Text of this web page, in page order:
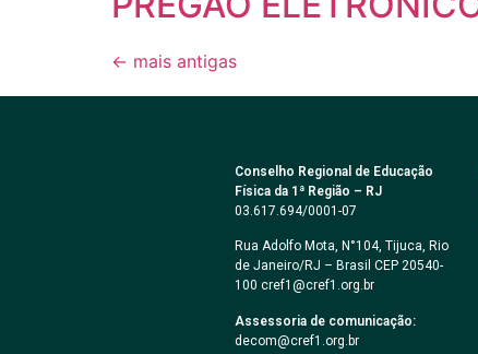
← mais antigas
Conselho Regional de Educação
Física da 1ª Região – RJ
03.617.694/0001-07
Rua Adolfo Mota, N°104, Tijuca, Rio
de Janeiro/RJ – Brasil CEP 20540-
100 cref1@cref1.org.br
Assessoria de comunicação:
decom@cref1.org.br